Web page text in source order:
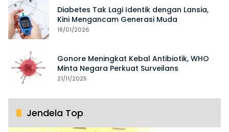
Diabetes Tak Lagi Identik dengan Lansia,
Kini Mengancam Generasi Muda
18/01/2026
Gonore Meningkat Kebal Antibiotik, WHO
Minta Negara Perkuat Surveilans
21/11/2025
Jendela Top